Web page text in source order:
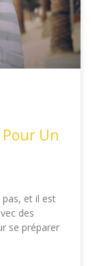
Pour Un
pas, et il est
des
se préparer